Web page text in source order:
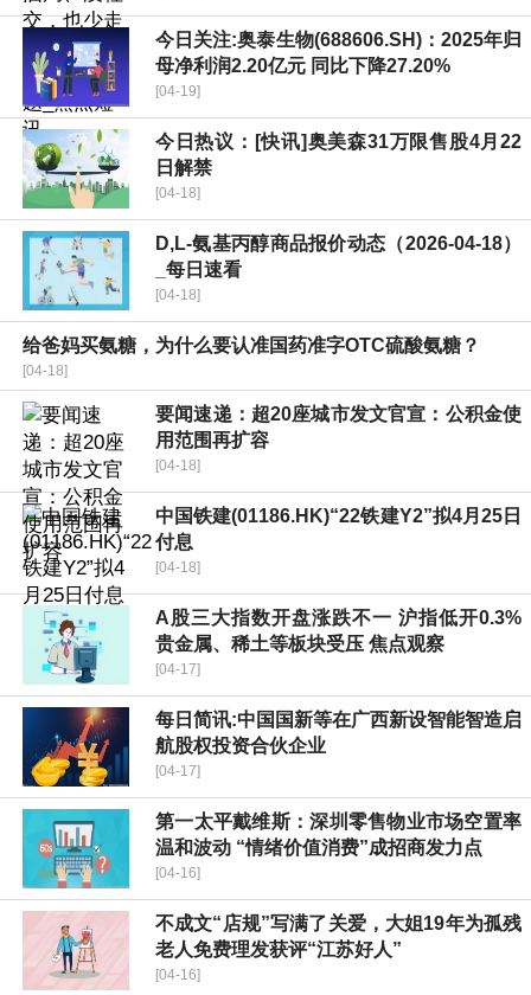
今日关注:奥泰生物(688606.SH)：2025年归
母净利润2.20亿元 同比下降27.20%
[04-19]
今日热议：[快讯]奥美森31万限售股4月22
日解禁
[04-18]
D,L-氨基丙醇商品报价动态（2026-04-18）
_每日速看
[04-18]
给爸妈买氨糖，为什么要认准国药准字OTC硫酸氨糖？
[04-18]
要闻速递：超20座城市发文官宣：公积金使
用范围再扩容
[04-18]
中国铁建(01186.HK)“22铁建Y2”拟4月25日
付息
[04-18]
A股三大指数开盘涨跌不一 沪指低开0.3%
贵金属、稀土等板块受压 焦点观察
[04-17]
每日简讯:中国国新等在广西新设智能智造启
航股权投资合伙企业
[04-17]
第一太平戴维斯：深圳零售物业市场空置率
温和波动 “情绪价值消费”成招商发力点
[04-16]
不成文“店规”写满了关爱，大姐19年为孤残
老人免费理发获评“江苏好人”
[04-16]